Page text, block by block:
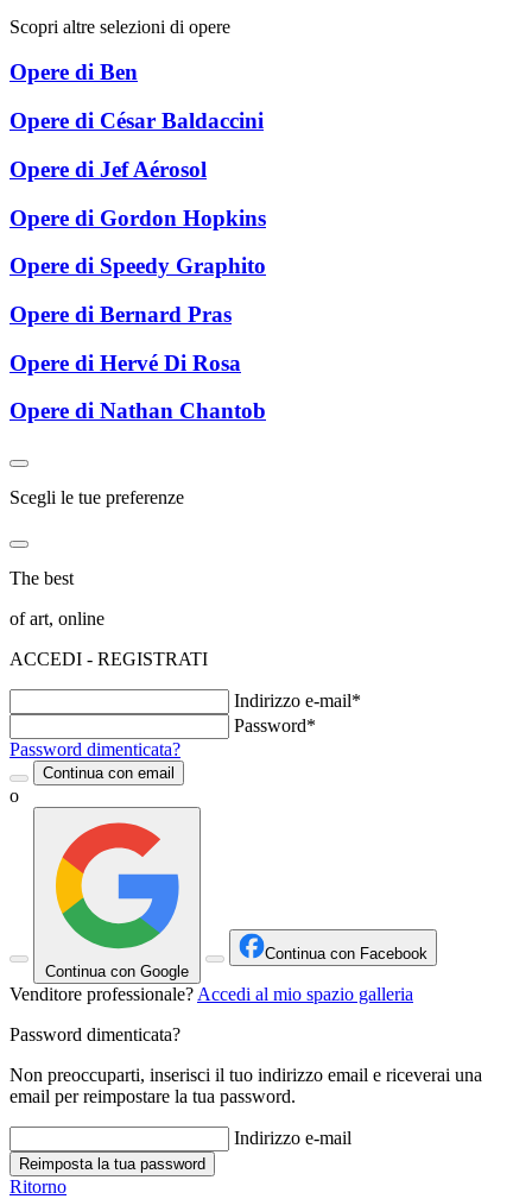
Scopri altre selezioni di opere
Opere di Ben
Opere di César Baldaccini
Opere di Jef Aérosol
Opere di Gordon Hopkins
Opere di Speedy Graphito
Opere di Bernard Pras
Opere di Hervé Di Rosa
Opere di Nathan Chantob
Scegli le tue preferenze
The best
of art, online
ACCEDI - REGISTRATI
Indirizzo e-mail*
Password*
Password dimenticata?
Continua con email
o
Continua con Google
Continua con Facebook
Venditore professionale? Accedi al mio spazio galleria
Password dimenticata?
Non preoccuparti, inserisci il tuo indirizzo email e riceverai una
email per reimpostare la tua password.
Indirizzo e-mail
Reimposta la tua password
Ritorno